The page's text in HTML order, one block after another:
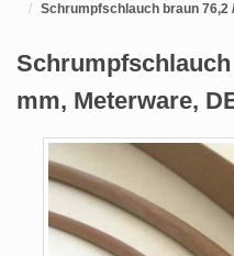
Schrumpfschlauch braun 76,2
Schrumpfschlauch
mm, Meterware,